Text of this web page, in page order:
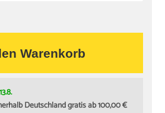
Warenkorb
Deutschland gratis ab 100,00 €